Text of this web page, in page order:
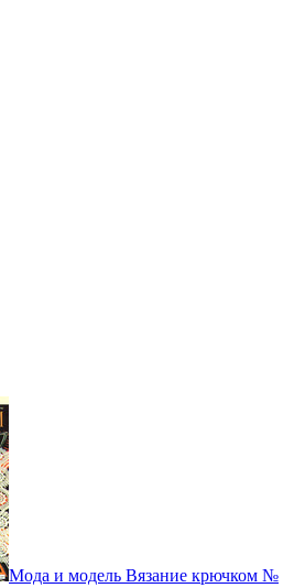
Мода и модель Вязание крючком №